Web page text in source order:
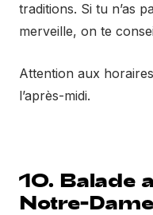
traditions. Si tu n’as
merveille, on te
Attention aux
l’après-midi.
10. Balade
Notre-